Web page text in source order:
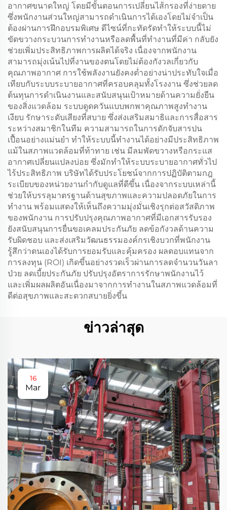
อากาศขนาดใหญ่ โดยมีขั้นตอนการเปลี่ยนไส้กรองที่ง่ายดาย
ซึ่งพนักงานส่วนใหญ่สามารถดำเนินการได้เองโดยไม่จำเป็น
ต้องผ่านการฝึกอบรมพิเศษ ดีไซน์ที่กะทัดรัดทำให้ระบบนี้ไม่
ขัดขวางกระบวนการทำงานหรือลดพื้นที่ทำงานที่มีค่า กลับยัง
ช่วยเพิ่มประสิทธิภาพการผลิตได้จริง เนื่องจากพนักงาน
สามารถมุ่งเน้นไปที่งานของตนโดยไม่ต้องกังวลเกี่ยวกับ
คุณภาพอากาศ การใช้พลังงานยังคงต่ำอย่างน่าประทับใจเมื่อ
เทียบกับระบบระบายอากาศที่ครอบคลุมทั้งโรงงาน ซึ่งช่วยลด
ต้นทุนการดำเนินงานและสนับสนุนเป้าหมายด้านความยั่งยืน
ของสิ่งแวดล้อม ระบบดูดควันแบบพกพาคุณภาพสูงทำงาน
เงียบ รักษาระดับเสียงที่สบาย ซึ่งส่งเสริมสมาธิและการสื่อสาร
ระหว่างสมาชิกในทีม ความสามารถในการดักจับสารปน
เปื้อนอย่างแม่นยำ ทำให้ระบบนี้ทำงานได้อย่างมีประสิทธิภาพ
แม้ในสภาพแวดล้อมที่ท้าทาย เช่น มีลมพัดขวางหรือกระแส
อากาศเปลี่ยนแปลงบ่อย ซึ่งมักทำให้ระบบระบายอากาศทั่วไป
ไร้ประสิทธิภาพ บริษัทได้รับประโยชน์จากการปฏิบัติตามกฎ
ระเบียบของหน่วยงานกำกับดูแลที่ดีขึ้น เนื่องจากระบบเหล่านี้
ช่วยให้บรรลุมาตรฐานด้านสุขภาพและความปลอดภัยในการ
ทำงาน พร้อมแสดงให้เห็นถึงความมุ่งมั่นเชิงรุกต่อสวัสดิภาพ
ของพนักงาน การปรับปรุงคุณภาพอากาศที่มีเอกสารรับรอง
ยังสนับสนุนการยื่นขอเคลมประกันภัย ลดข้อกังวลด้านความ
รับผิดชอบ และส่งเสริมวัฒนธรรมองค์กรเชิงบวกที่พนักงาน
รู้สึกว่าตนเองได้รับการยอมรับและคุ้มครอง ผลตอบแทนจาก
การลงทุน (ROI) เกิดขึ้นอย่างรวดเร็วผ่านการลดจำนวนวันลา
ป่วย ลดเบี้ยประกันภัย ปรับปรุงอัตราการรักษาพนักงานไว้
และเพิ่มผลผลิตอันเนื่องมาจากการทำงานในสภาพแวดล้อมที่
ดีต่อสุขภาพและสะดวกสบายยิ่งขึ้น
ข่าวล่าสุด
16
Mar